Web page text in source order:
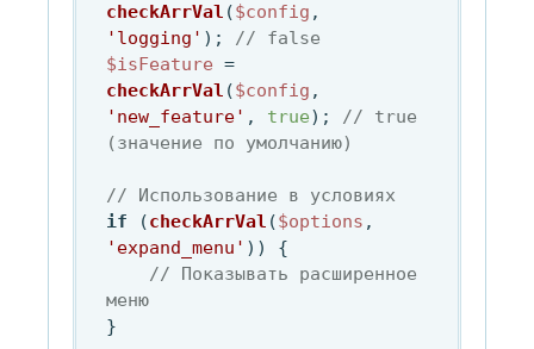
checkArrVal ($config
'logging' ); // false
$isFeature
checkArrVal ($config
'new_feature' , true); // true
(значение по умолчанию)
// Использование в условиях
if (checkArrVal ($options
'expand_menu' )) {
// Показывать расширенное
меню